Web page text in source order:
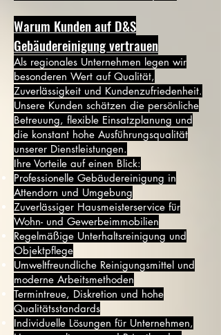
Warum Kunden auf D&S
Gebäudereinigung vertrauen
Als regionales Unternehmen legen wir
besonderen Wert auf Qualität,
Zuverlässigkeit und Kundenzufriedenheit.
Unsere Kunden schätzen die persönliche
Betreuung, flexible Einsatzplanung und
die konstant hohe Ausführungsqualität
unserer Dienstleistungen.
Ihre Vorteile auf einen Blick:
Professionelle Gebäudereinigung in
Attendorn und Umgebung
Zuverlässiger Hausmeisterservice für
Wohn- und Gewerbeimmobilien
Regelmäßige Unterhaltsreinigung und
Objektpflege
Umweltfreundliche Reinigungsmittel und
moderne Arbeitsmethoden
Termintreue, Diskretion und hohe
Qualitätsstandards
Individuelle Lösungen für Unternehmen,